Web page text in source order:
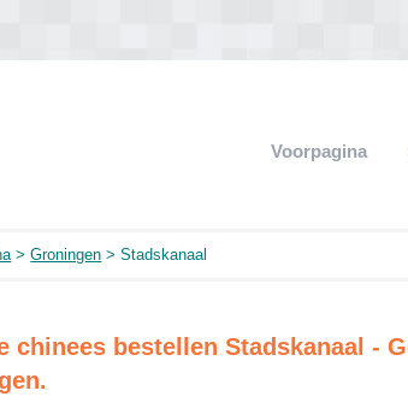
Voorpagina
>Groningen > Stadskanaal
chinees bestellen Stadskanaal -